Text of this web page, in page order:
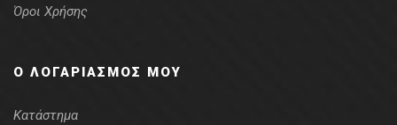
Όροι Χρήσης
Ο ΛΟΓΑΡΙΑΣΜΌΣ ΜΟΥ
Κατάστημα